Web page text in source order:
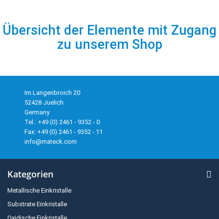
Übersicht der Elemente mit Zugang
zu unserem Shop
Im Langenbroich 20
52428 Juelich
Germany
Tel.: +49 (0) 2461 - 9352 - 0
Fax: +49 (0) 2461 - 9352 - 11
info@mateck.com
Kategorien
Metallische Einkristalle
Substrate Einkristalle